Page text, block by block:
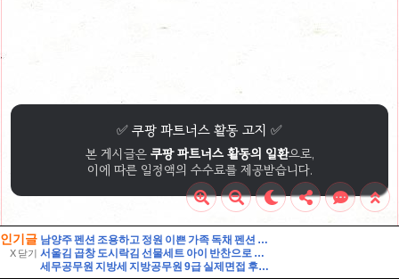
인기글
X 닫기
남양주 펜션 조용하고 정원 이쁜 가족 독채 펜션 해드림 단체 펜션 추천
서울김 곱창 도시락김 선물세트 아이 반찬으로 선택한 솔직한 맛 비교
세무공무원 지방세 지방공무원 9급 실제면접 후기] 지방세 9급 지방공무원 면접 (지방공무원 9급 지방세 실제 수험자 8인의 생생한 면접 후기)